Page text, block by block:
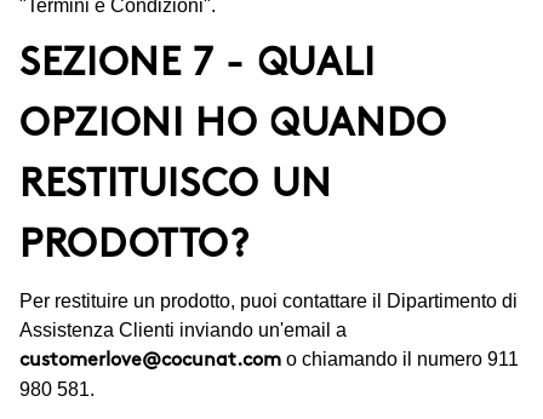
"Termini e Condizioni".
SEZIONE 7 - QUALI
OPZIONI HO QUANDO
RESTITUISCO UN
PRODOTTO?
Per restituire un prodotto, puoi contattare il Dipartimento di
Assistenza Clienti inviando un'email a
customerlove@cocunat.com o chiamando il numero 911
980 581.